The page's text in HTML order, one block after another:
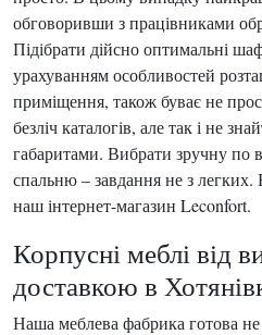
обговоривши з працівниками
Підібрати дійсно оптимальні
урахуванням особливостей
приміщення, також буває не
безліч каталогів, але так і не
габаритами. Вибрати зручну по
спальню – завдання не з
наш інтернет-магазин Leconfort.
Корпусні меблі від
доставкою в
Наша меблева фабрика готова не